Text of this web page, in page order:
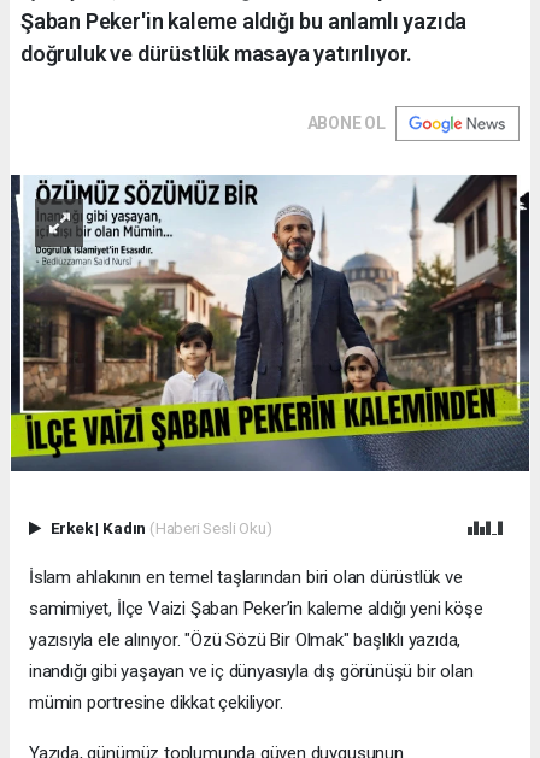
Şaban Peker'in kaleme aldığı bu anlamlı yazıda
doğruluk ve dürüstlük masaya yatırılıyor.
ABONE OL
Erkek| Kadın (Haberi Sesli Oku)
İslam ahlakının en temel taşlarından biri olan dürüstlük ve
samimiyet, İlçe Vaizi Şaban Peker’in kaleme aldığı yeni köşe
yazısıyla ele alınıyor. "Özü Sözü Bir Olmak" başlıklı yazıda,
inandığı gibi yaşayan ve iç dünyasıyla dış görünüşü bir olan
mümin portresine dikkat çekiliyor.
​Yazıda, günümüz toplumunda güven duygusunun